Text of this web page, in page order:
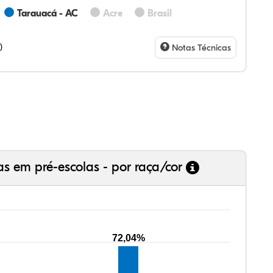
Tarauacá - AC Acre Brasil
Notas Técnicas
em pré-escolas - por raça/cor
72,04%